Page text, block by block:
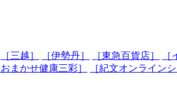
［三越］ ［伊勢丹］ ［東急百貨店］ ［
おまかせ健康三彩］ ［紀文オンラインシ